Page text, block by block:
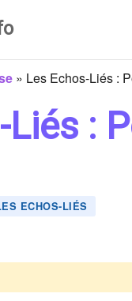
» Les Echos-Liés :
Liés :
ECHOS-LIÉS